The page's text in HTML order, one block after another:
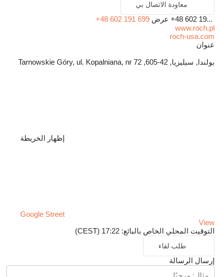
معاودة الاتصال بي
+48 602 19... عرض +48 602 191 699
www.roch.pl
roch-usa.com
عنوان
بولندا, سيليزيا, 42-605, Tarnowskie Góry, ul. Kopalniana, nr 72
إظهار الخريطة
Google Street
View
التوقيت المحلي الخاص بالبائع: 17:22 (CEST)
طلب لقاء
إرسال الرسالة